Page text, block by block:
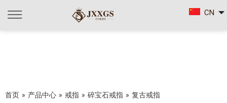
CN
首页 » 产品中心 » 戒指 » 碎宝石戒指 » 复古戒指